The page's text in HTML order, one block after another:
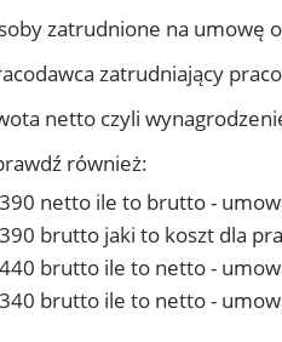
zatrudnione na umowę
zatrudniający
netto czyli
również:
netto ile to brutto -
brutto jaki to koszt dla
brutto ile to netto -
brutto ile to netto -